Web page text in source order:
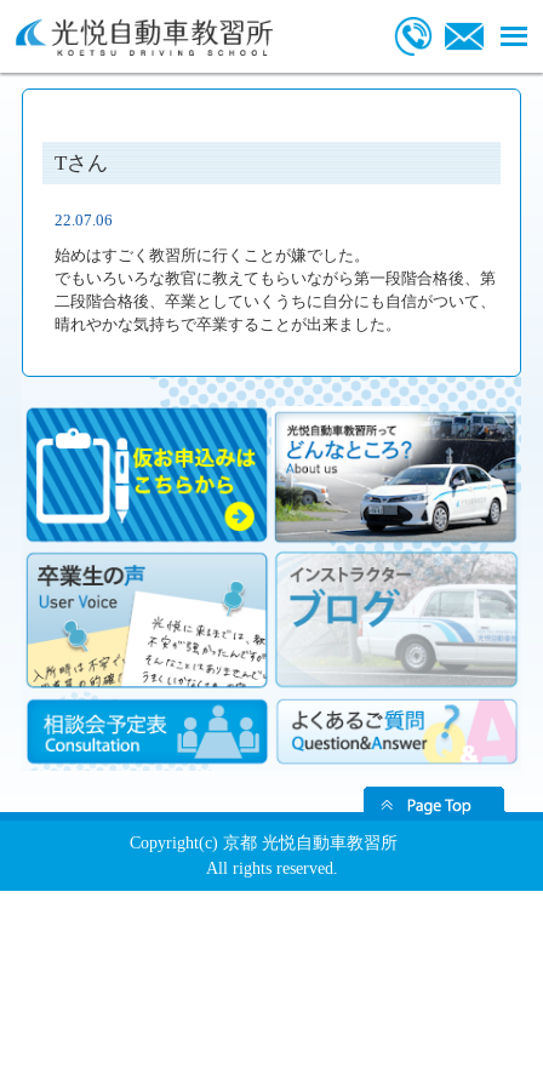
Tさん
22.07.06
始めはすごく教習所に行くことが嫌でした。
でもいろいろな教官に教えてもらいながら第一段階合格後、第
二段階合格後、卒業としていくうちに自分にも自信がついて、
晴れやかな気持ちで卒業することが出来ました。
Copyright(c) 京都 光悦自動車教習所
All rights reserved.